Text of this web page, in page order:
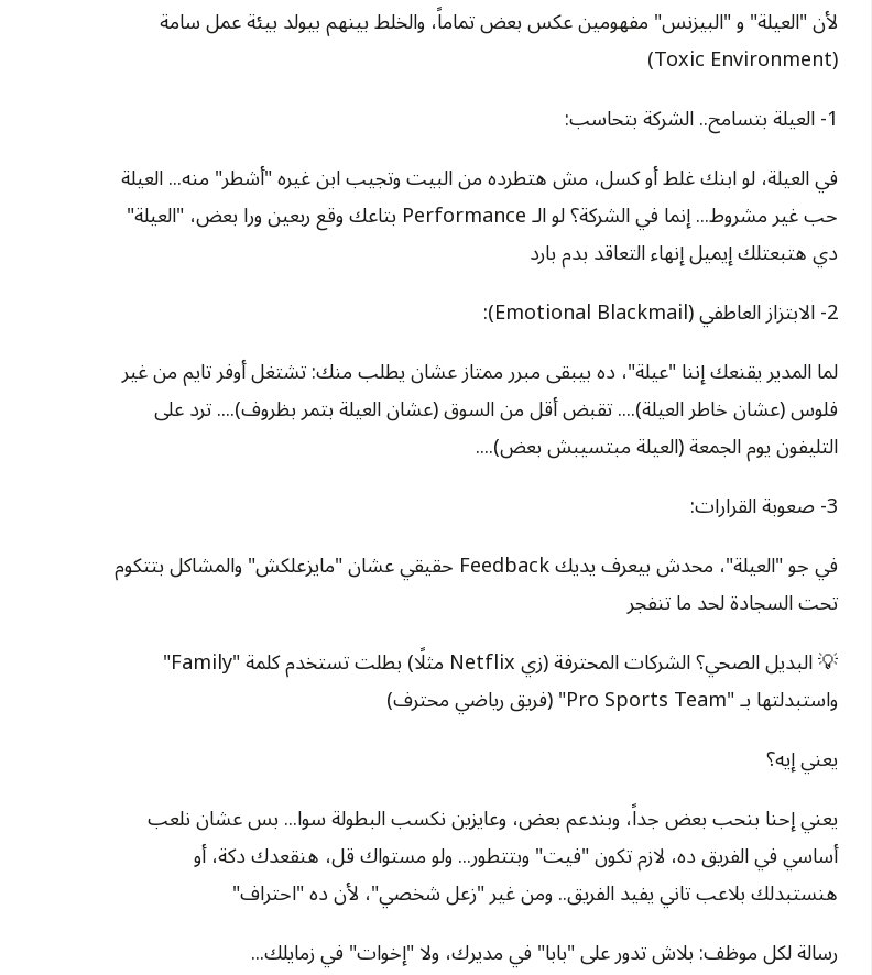
لأن "العيلة" و "البيزنس" مفهومين عكس بعض تماماً، والخلط بينهم بيولد بيئة عمل سامة
(Toxic Environment)
1- العيلة بتسامح.. الشركة بتحاسب:
في العيلة، لو ابنك غلط أو كسل، مش هتطرده من البيت وتجيب ابن غيره "أشطر" منه... العيلة
حب غير مشروط... إنما في الشركة؟ لو الـ Performance بتاعك وقع ربعين ورا بعض، "العيلة"
دي هتبعتلك إيميل إنهاء التعاقد بدم بارد
2- الابتزاز العاطفي (Emotional Blackmail):
لما المدير يقنعك إننا "عيلة"، ده بيبقى مبرر ممتاز عشان يطلب منك: تشتغل أوفر تايم من غير
فلوس (عشان خاطر العيلة).... تقبض أقل من السوق (عشان العيلة بتمر بظروف).... ترد على
التليفون يوم الجمعة (العيلة مبتسيبش بعض)....
3- صعوبة القرارات:
في جو "العيلة"، محدش بيعرف يديك Feedback حقيقي عشان "مايزعلكش" والمشاكل بتتكوم
تحت السجادة لحد ما تنفجر
💡 البديل الصحي؟ الشركات المحترفة (زي Netflix مثلًا) بطلت تستخدم كلمة "Family"
واستبدلتها بـ "Pro Sports Team" (فريق رياضي محترف)
يعني إيه؟
يعني إحنا بنحب بعض جداً، وبندعم بعض، وعايزين نكسب البطولة سوا... بس عشان نلعب
أساسي في الفريق ده، لازم تكون "فيت" وبتتطور... ولو مستواك قل، هنقعدك دكة، أو
هنستبدلك بلاعب تاني يفيد الفريق.. ومن غير "زعل شخصي"، لأن ده "احتراف"
رسالة لكل موظف: بلاش تدور على "بابا" في مديرك، ولا "إخوات" في زمايلك...